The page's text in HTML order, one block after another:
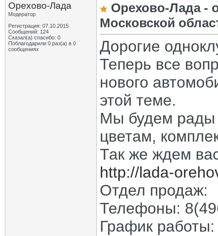
Орехово-Лада
Модератор
Регистрация: 07.10.2015
Сообщений: 124
Сказал(а) спасибо: 0
Поблагодарили 0 раз(а) в 0
сообщениях
Орехово-Лада -
Московской
Дорогие
Теперь все
нового
этой теме.
Мы будем рады
цветам,
Так же ждем
http://lada-
Отдел продаж:
Телефоны:
График